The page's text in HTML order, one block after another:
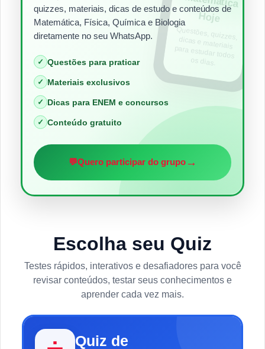
quizzes, materiais, dicas de estudo e conteúdos de
Matemática, Física, Química e Biologia
diretamente no seu WhatsApp.
✓ Questões para praticar
✓ Materiais exclusivos
✓ Dicas para ENEM e concursos
✓ Conteúdo gratuito
💬Quero participar do grupo→
Hoje
Questões, quizzes,
dicas e materiais
para estudar todos
os dias.
Escolha seu Quiz
Testes rápidos, interativos e desafiadores para você
revisar conteúdos, testar seus conhecimentos e
aprender cada vez mais.
Quiz de